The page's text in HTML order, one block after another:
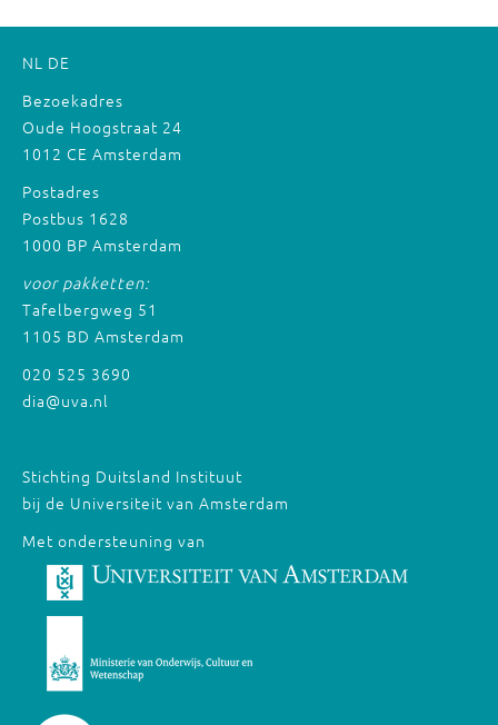
NL DE
Bezoekadres
Oude Hoogstraat 24
1012 CE Amsterdam
Postadres
Postbus 1628
1000 BP Amsterdam
voor pakketten:
Tafelbergweg 51
1105 BD Amsterdam
020 525 3690
dia@uva.nl
Stichting Duitsland Instituut
bij de Universiteit van Amsterdam
Met ondersteuning van